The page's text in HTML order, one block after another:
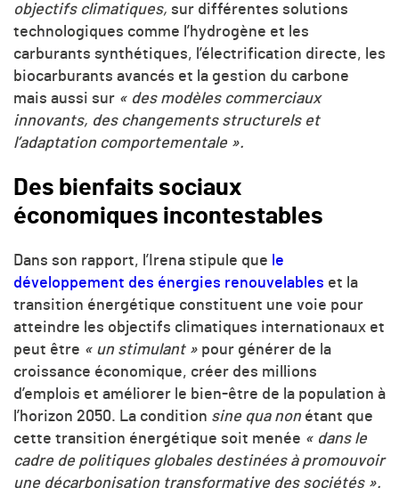
objectifs climatiques, sur différentes solutions
technologiques comme l’hydrogène et les
carburants synthétiques, l’électrification directe, les
biocarburants avancés et la gestion du carbone
mais aussi sur « des modèles commerciaux
innovants, des changements structurels et
l’adaptation comportementale ».
Des bienfaits sociaux
économiques incontestables
Dans son rapport, l’Irena stipule que le
développement des énergies renouvelables et la
transition énergétique constituent une voie pour
atteindre les objectifs climatiques internationaux et
peut être « un stimulant » pour générer de la
croissance économique, créer des millions
d’emplois et améliorer le bien-être de la population à
l’horizon 2050. La condition sine qua non étant que
cette transition énergétique soit menée « dans le
cadre de politiques globales destinées à promouvoir
une décarbonisation transformative des sociétés ».